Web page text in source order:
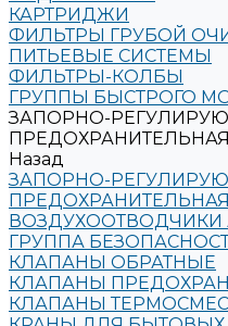
КАРТРИДЖИ
ФИЛЬТРЫ ГРУБОЙ
ПИТЬЕВЫЕ СИСТЕМЫ
ФИЛЬТРЫ-КОЛБЫ
ГРУППЫ БЫСТРОГО
ЗАПОРНО-
Назад
ЗАПОРНО-
ВОЗДУХООТВОДЧИКИ
ГРУППА
КЛАПАНЫ ОБРАТНЫЕ
КЛАПАНЫ
КЛАПАНЫ